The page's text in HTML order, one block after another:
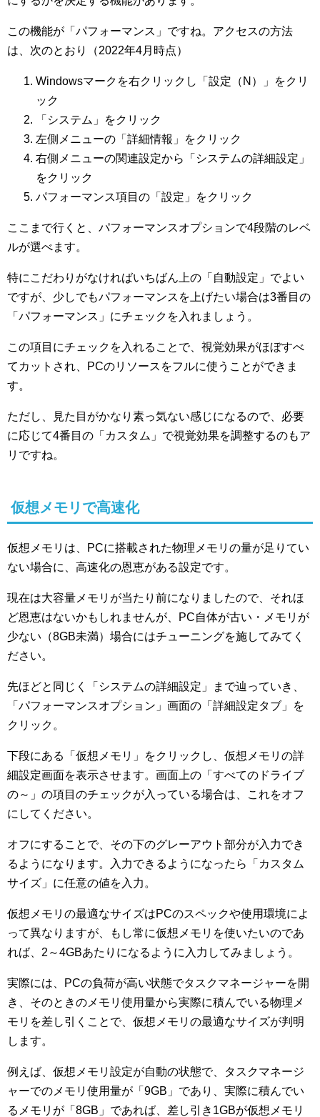
この機能が「パフォーマンス」ですね。アクセスの方法
は、次のとおり（2022年4月時点）
Windowsマークを右クリックし「設定（N）」をクリ
ック
「システム」をクリック
左側メニューの「詳細情報」をクリック
右側メニューの関連設定から「システムの詳細設定」
をクリック
パフォーマンス項目の「設定」をクリック
ここまで行くと、パフォーマンスオプションで4段階のレベ
ルが選べます。
特にこだわりがなければいちばん上の「自動設定」でよい
ですが、少しでもパフォーマンスを上げたい場合は3番目の
「パフォーマンス」にチェックを入れましょう。
この項目にチェックを入れることで、視覚効果がほぼすべ
てカットされ、PCのリソースをフルに使うことができま
す。
ただし、見た目がかなり素っ気ない感じになるので、必要
に応じて4番目の「カスタム」で視覚効果を調整するのもア
リですね。
仮想メモリで高速化
仮想メモリは、PCに搭載された物理メモリの量が足りてい
ない場合に、高速化の恩恵がある設定です。
現在は大容量メモリが当たり前になりましたので、それほ
ど恩恵はないかもしれませんが、PC自体が古い・メモリが
少ない（8GB未満）場合にはチューニングを施してみてく
ださい。
先ほどと同じく「システムの詳細設定」まで辿っていき、
「パフォーマンスオプション」画面の「詳細設定タブ」を
クリック。
下段にある「仮想メモリ」をクリックし、仮想メモリの詳
細設定画面を表示させます。画面上の「すべてのドライブ
の～」の項目のチェックが入っている場合は、これをオフ
にしてください。
オフにすることで、その下のグレーアウト部分が入力でき
るようになります。入力できるようになったら「カスタム
サイズ」に任意の値を入力。
仮想メモリの最適なサイズはPCのスペックや使用環境によ
って異なりますが、もし常に仮想メモリを使いたいのであ
れば、2～4GBあたりになるように入力してみましょう。
実際には、PCの負荷が高い状態でタスクマネージャーを開
き、そのときのメモリ使用量から実際に積んでいる物理メ
モリを差し引くことで、仮想メモリの最適なサイズが判明
します。
例えば、仮想メモリ設定が自動の状態で、タスクマネージ
ャーでのメモリ使用量が「9GB」であり、実際に積んでい
るメモリが「8GB」であれば、差し引き1GBが仮想メモリ